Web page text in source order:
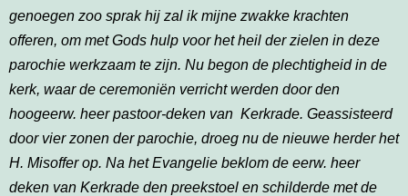
genoegen zoo sprak hij zal ik mijne zwakke krachten
offeren, om met Gods hulp voor het heil der zielen in deze
parochie werkzaam te zijn. Nu begon de plechtigheid in de
kerk, waar de ceremoniën verricht werden door den
hoogeerw. heer pastoor-deken van Kerkrade. Geassisteerd
door vier zonen der parochie, droeg nu de nieuwe herder het
H. Misoffer op. Na het Evangelie beklom de eerw. heer
deken van Kerkrade den preekstoel en schilderde met de